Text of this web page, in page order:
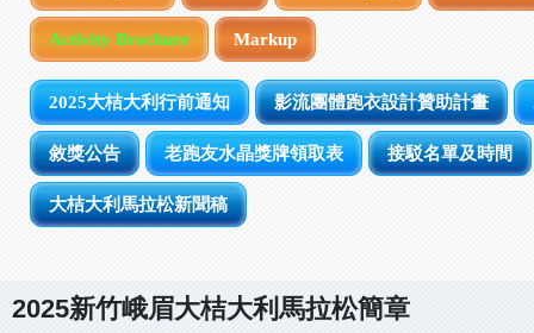
Activity Brochure Markup
2025大桔大利行前通知 影流團體跑衣設計贊助計畫
敘獎公告 老跑友水晶獎牌領取表 接駁名單及時間
大桔大利馬拉松新聞稿
2025新竹峨眉大桔大利馬拉松簡章